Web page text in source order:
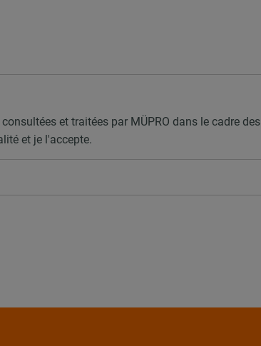
et traitées par MÜPRO dans le cadre des
et je l'accepte.